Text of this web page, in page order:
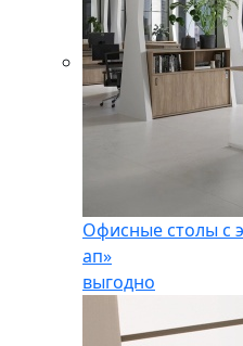
Офисные столы с
ап»
выгодно